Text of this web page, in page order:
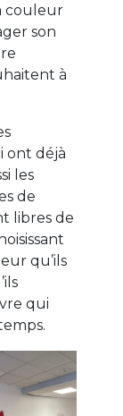
couleur
son
à
ont déjà
les
de
libres de
qu’ils
qui